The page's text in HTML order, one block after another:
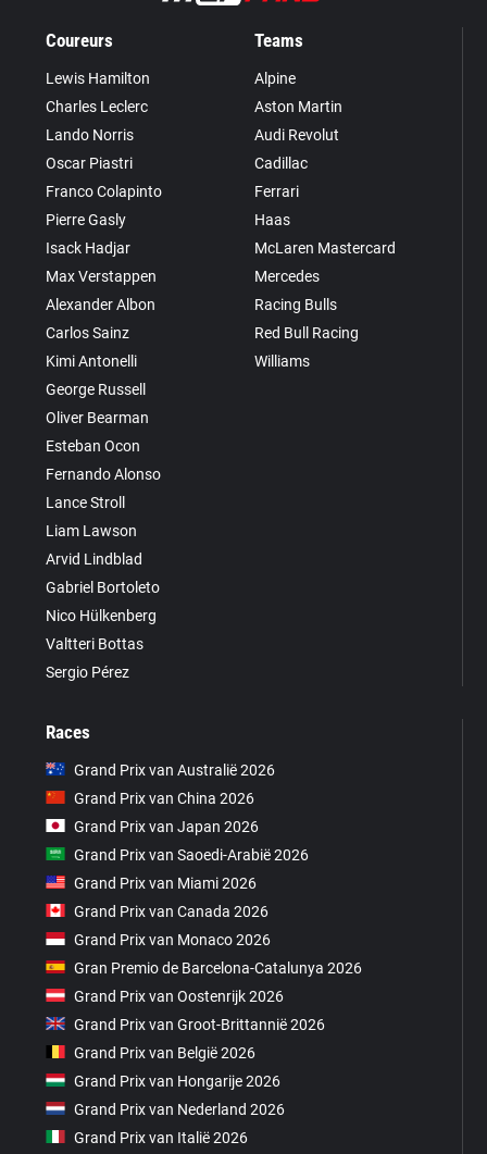
Coureurs
Lewis Hamilton
Charles Leclerc
Lando Norris
Oscar Piastri
Franco Colapinto
Pierre Gasly
Isack Hadjar
Max Verstappen
Alexander Albon
Carlos Sainz
Kimi Antonelli
George Russell
Oliver Bearman
Esteban Ocon
Fernando Alonso
Lance Stroll
Liam Lawson
Arvid Lindblad
Gabriel Bortoleto
Nico Hülkenberg
Valtteri Bottas
Sergio Pérez
Teams
Alpine
Aston Martin
Audi Revolut
Cadillac
Ferrari
Haas
McLaren Mastercard
Mercedes
Racing Bulls
Red Bull Racing
Williams
Races
Grand Prix van Australië 2026
Grand Prix van China 2026
Grand Prix van Japan 2026
Grand Prix van Saoedi-Arabië 2026
Grand Prix van Miami 2026
Grand Prix van Canada 2026
Grand Prix van Monaco 2026
Gran Premio de Barcelona-Catalunya 2026
Grand Prix van Oostenrijk 2026
Grand Prix van Groot-Brittannië 2026
Grand Prix van België 2026
Grand Prix van Hongarije 2026
Grand Prix van Nederland 2026
Grand Prix van Italië 2026